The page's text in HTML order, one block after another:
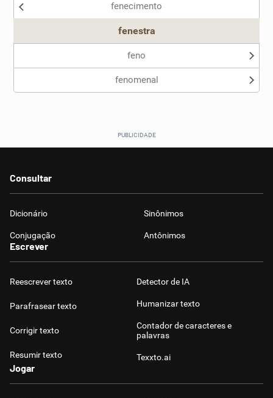
Sinônimos
fenecimento
fenestra
feno
fenomenal
Consultar
Dicionário Sinônimos
Conjugação Antônimos
Escrever
Reescrever texto
Parafrasear texto
Corrigir texto
Resumir texto
Detector de IA
Humanizar texto
Contador de caracteres e
palavras
Texxto.ai
Jogar